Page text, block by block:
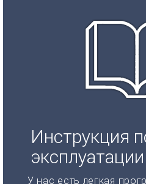
Инструкция
эксплуатации
У нас есть легкая